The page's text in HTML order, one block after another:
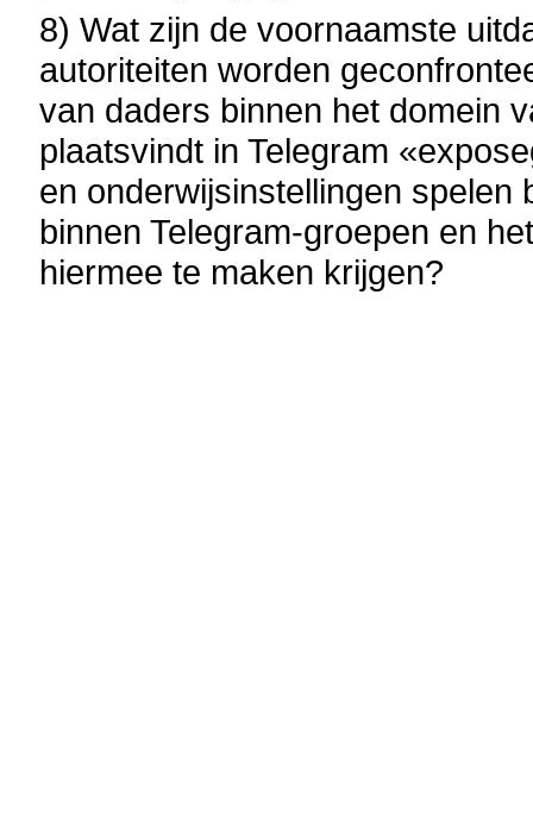
8) Wat zijn de voornaamste
autoriteiten worden
van daders binnen het domein
plaatsvindt in Telegram
en onderwijsinstellingen
binnen Telegram-groepen en
hiermee te maken krijgen?